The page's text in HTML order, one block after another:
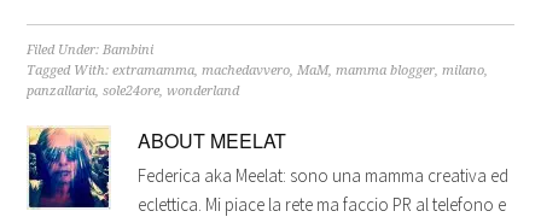
su
Facebook
(Si
apre
in
finestra)
condividere
su
Pinterest
(Si
apre
nuova
finestra)
condividere
Twitter
(Si
apre
nuova
finestra)
inviare
via
mail
ad
(Si
apre
una
finestra)
condividere
Pocket
(Si
Filed Under:Bambini
Tagged With:extramamma,machedavvero,MaM,mamma blogger,milano,
panzallaria,sole24ore,wonderland
ABOUT MEELAT
Federica aka Meelat: sono una mamma creativa ed
eclettica. Mi piace la rete ma faccio PR al telefono e